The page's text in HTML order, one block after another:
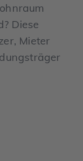
Diese
Mieter